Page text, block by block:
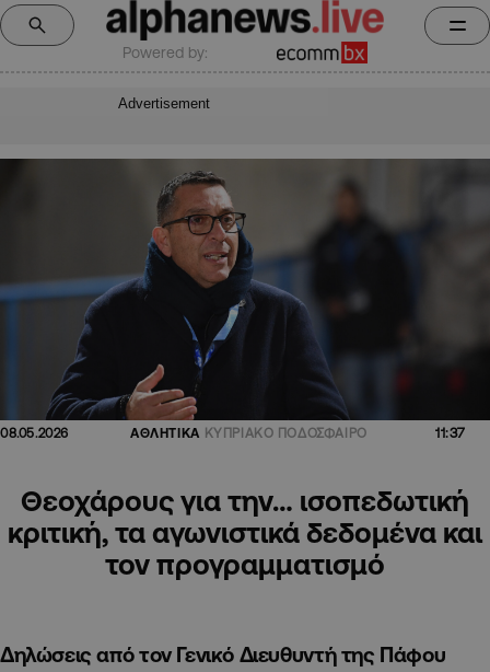
Powered by:
Advertisement
08.05.2026 ΑΘΛΗΤΙΚΑ ΚΥΠΡΙΑΚΟ ΠΟΔΟΣΦΑΙΡΟ 11:37
Θεοχάρους για την… ισοπεδωτική
κριτική, τα αγωνιστικά δεδομένα και
τον προγραμματισμό
Δηλώσεις από τον Γενικό Διευθυντή της Πάφου